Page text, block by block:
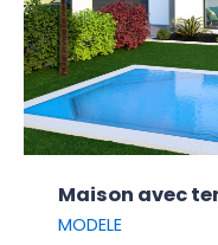
Maison avec
MODELE